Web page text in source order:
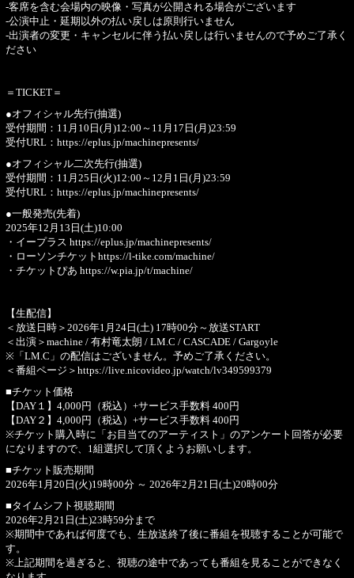
-客席を含む会場内の映像・写真が公開される場合がございます
-公演中止・延期以外の払い戻しは原則行いません
-出演者の変更・キャンセルに伴う払い戻しは行いませんので予めご了承く
ださい
＝TICKET＝
●オフィシャル先行(抽選)
受付期間：11月10日(月)12:00～11月17日(月)23:59
受付URL： https://eplus.jp/machinepresents/
●オフィシャル二次先行(抽選)
受付期間：11月25日(火)12:00～12月1日(月)23:59
受付URL： https://eplus.jp/machinepresents/
●一般発売(先着)
2025年12月13日(土)10:00
・イープラス https://eplus.jp/machinepresents/
・ローソンチケット https://l-tike.com/machine/
・チケットぴあ https://w.pia.jp/t/machine/
【生配信】
＜放送日時＞2026年1月24日(土) 17時00分～放送START
＜出演＞machine / 有村竜太朗 / LM.C / CASCADE / Gargoyle
※「LM.C」の配信はございません。予めご了承ください。
＜番組ページ＞ https://live.nicovideo.jp/watch/lv349599379
■チケット価格
【DAY１】4,000円（税込）+サービス手数料 400円
【DAY２】4,000円（税込）+サービス手数料 400円
※チケット購入時に「お目当てのアーティスト」のアンケート回答が必要
になりますので、1組選択して頂くようお願いします。
■チケット販売期間
2026年1月20日(火)19時00分 ～ 2026年2月21日(土)20時00分
■タイムシフト視聴期間
2026年2月21日(土)23時59分まで
※期間中であれば何度でも、生放送終了後に番組を視聴することが可能で
す。
※上記期間を過ぎると、視聴の途中であっても番組を見ることができなく